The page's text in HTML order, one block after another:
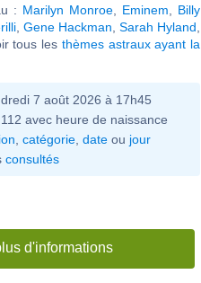
: Marilyn Monroe Eminem
Billy
Gene Hackman Sarah Hyland
tous les thèmes astraux ayant la
7 août 2026 à 17h45
avec heure de naissance
catégorie date ou jour
consultés
d'informations